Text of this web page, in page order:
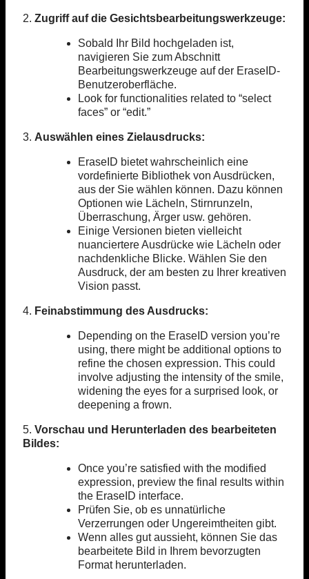
2. Zugriff auf die Gesichtsbearbeitungswerkzeuge:
Sobald Ihr Bild hochgeladen ist,
navigieren Sie zum Abschnitt
Bearbeitungswerkzeuge auf der EraseID-
Benutzeroberfläche.
Look for functionalities related to “select
faces” or “edit.”
3. Auswählen eines Zielausdrucks:
EraseID bietet wahrscheinlich eine
vordefinierte Bibliothek von Ausdrücken,
aus der Sie wählen können. Dazu können
Optionen wie Lächeln, Stirnrunzeln,
Überraschung, Ärger usw. gehören.
Einige Versionen bieten vielleicht
nuanciertere Ausdrücke wie Lächeln oder
nachdenkliche Blicke. Wählen Sie den
Ausdruck, der am besten zu Ihrer kreativen
Vision passt.
4. Feinabstimmung des Ausdrucks:
Depending on the EraseID version you’re
using, there might be additional options to
refine the chosen expression. This could
involve adjusting the intensity of the smile,
widening the eyes for a surprised look, or
deepening a frown.
5. Vorschau und Herunterladen des bearbeiteten
Bildes:
Once you’re satisfied with the modified
expression, preview the final results within
the EraseID interface.
Prüfen Sie, ob es unnatürliche
Verzerrungen oder Ungereimtheiten gibt.
Wenn alles gut aussieht, können Sie das
bearbeitete Bild in Ihrem bevorzugten
Format herunterladen.